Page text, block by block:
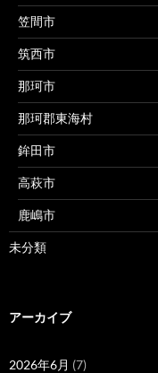
笠間市
筑西市
那珂市
那珂郡東海村
鉾田市
高萩市
鹿嶋市
未分類
アーカイブ
2026年6月 (7)